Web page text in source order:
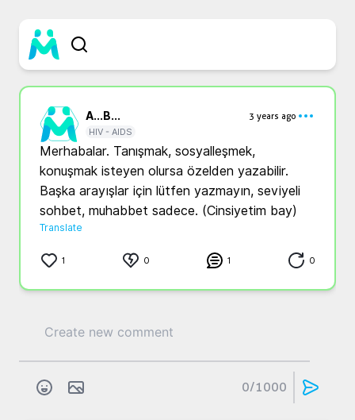
A...B...
3 years ago
HIV - AIDS
Merhabalar. Tanışmak, sosyalleşmek,
konuşmak isteyen olursa özelden yazabilir.
Başka arayışlar için lütfen yazmayın, seviyeli
sohbet, muhabbet sadece. (Cinsiyetim bay)
Translate
1 0 1 0
0/1000